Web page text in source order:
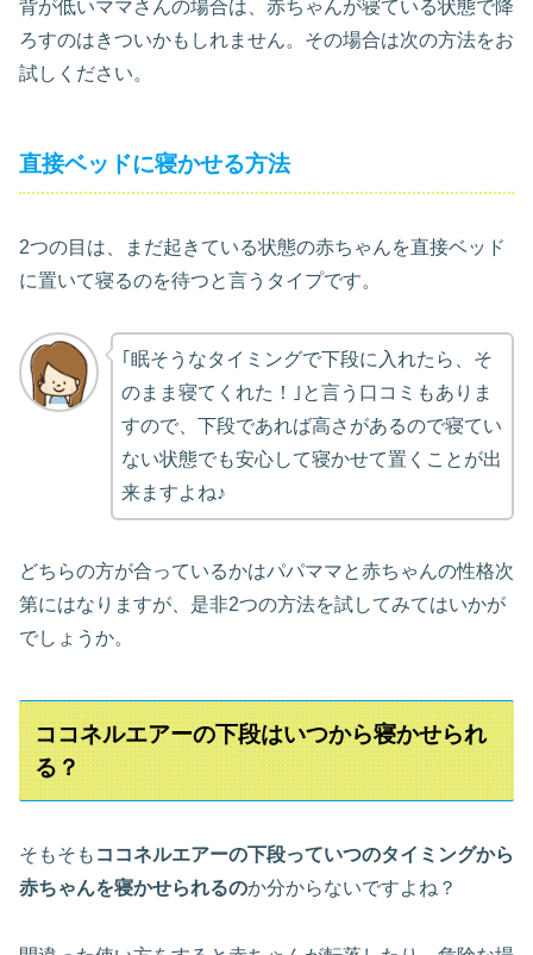
背が低いママさんの場合は、赤ちゃんが寝ている状態で降
ろすのはきついかもしれません。その場合は次の方法をお
試しください。
直接ベッドに寝かせる方法
2つの目は、まだ起きている状態の赤ちゃんを直接ベッド
に置いて寝るのを待つと言うタイプです。
｢眠そうなタイミングで下段に入れたら、そ
のまま寝てくれた！｣と言う口コミもありま
すので、下段であれば高さがあるので寝てい
ない状態でも安心して寝かせて置くことが出
来ますよね♪
どちらの方が合っているかはパパママと赤ちゃんの性格次
第にはなりますが、是非2つの方法を試してみてはいかが
でしょうか。
ココネルエアーの下段はいつから寝かせられ
る？
そもそも ココネルエアーの下段っていつのタイミングから
赤ちゃんを寝かせられるのか分からないですよね？